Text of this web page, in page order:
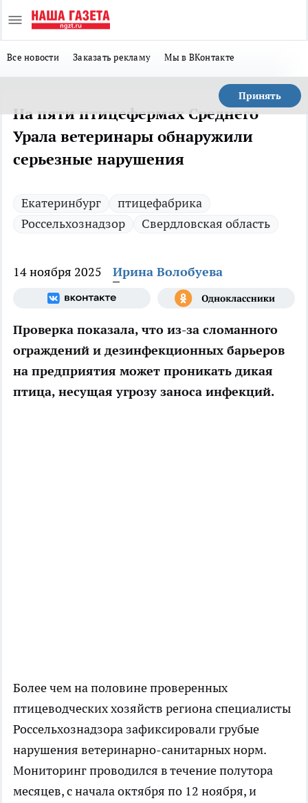
Все новости Заказать рекламу Мы в ВКонтакте
Принять
На пяти птицефермах Среднего
Урала ветеринары обнаружили
серьезные нарушения
Екатеринбург
птицефабрика
Россельхознадзор
Свердловская область
14 ноября 2025 Ирина Волобуева
Проверка показала, что из-за сломанного
ограждений и дезинфекционных барьеров
на предприятия может проникать дикая
птица, несущая угрозу заноса инфекций.
Более чем на половине проверенных
птицеводческих хозяйств региона специалисты
Россельхознадзора зафиксировали грубые
нарушения ветеринарно-санитарных норм.
Мониторинг проводился в течение полутора
месяцев, с начала октября по 12 ноября, и